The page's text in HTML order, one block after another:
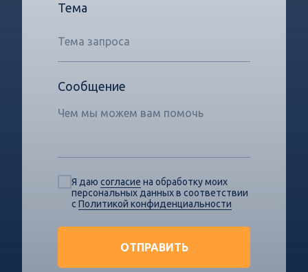
Тема
Сообщение
Я даю согласие на обработку моих
персональных данных в соответствии
с Политикой конфиденциальности
ОТПРАВИТЬ